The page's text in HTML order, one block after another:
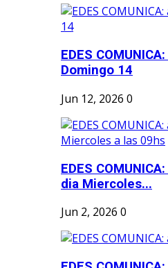
EDES
Domingo 14
Jun 12, 2026 0
EDES
dia Miercoles...
Jun 2, 2026 0